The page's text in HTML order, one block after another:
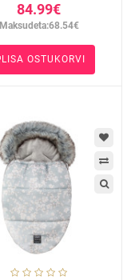
84.99€
Maksudeta:68.54€
LISA OSTUKORVI